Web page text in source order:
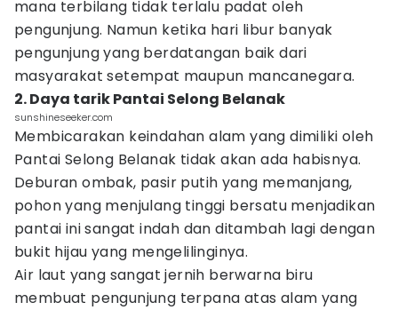
mana terbilang tidak terlalu padat oleh
pengunjung. Namun ketika hari libur banyak
pengunjung yang berdatangan baik dari
masyarakat setempat maupun mancanegara.
2. Daya tarik Pantai Selong Belanak
sunshineseeker.com
Membicarakan keindahan alam yang dimiliki oleh
Pantai Selong Belanak tidak akan ada habisnya.
Deburan ombak, pasir putih yang memanjang,
pohon yang menjulang tinggi bersatu menjadikan
pantai ini sangat indah dan ditambah lagi dengan
bukit hijau yang mengelilinginya.
Air laut yang sangat jernih berwarna biru
membuat pengunjung terpana atas alam yang